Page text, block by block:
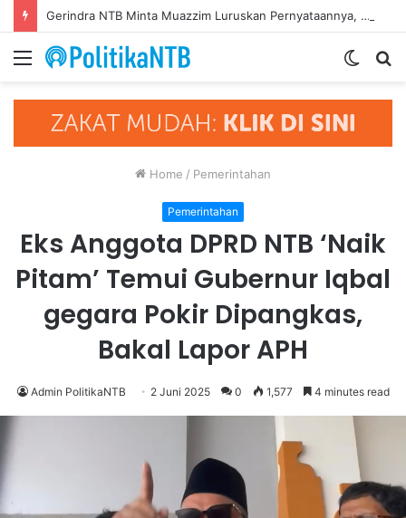
Gerindra NTB Minta Muazzim Luruskan Pernyataannya, Jangan Seret Partai Lain ke Polemik Internal PAN
Menu
Switch
Home / Pemerintahan
Pemerintahan
Eks Anggota DPRD NTB ‘Naik
Pitam’ Temui Gubernur Iqbal
gegara Pokir Dipangkas,
Bakal Lapor APH
Admin PolitikaNTB 2 Juni 2025 0 1,577 4 minutes read